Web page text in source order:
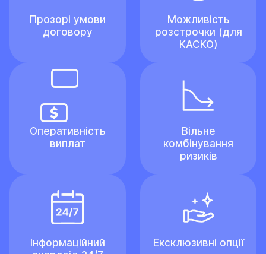
Прозорі умови
договору
Можливість
розстрочки (для
КАСКО)
Оперативність
виплат
Вільне
комбінування
ризиків
Інформаційний
Ексклюзивні опції